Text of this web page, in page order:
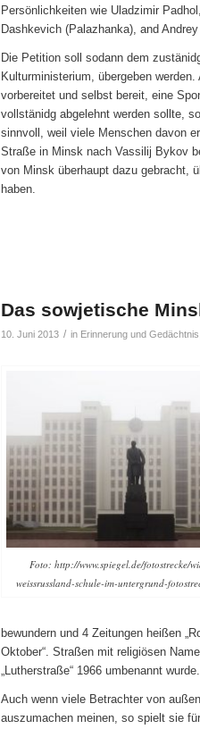
Persönlichkeiten wie Uladzimir
Dashkevich (Palazhanka), and
Die Petition soll sodann dem
Kulturministerium, übergeben
vorbereitet und selbst bereit, eine
vollstänidg abgelehnt werden sollte,
sinnvoll, weil viele Menschen davon
Straße in Minsk nach Vassilij Bykov
von Minsk überhaupt dazu gebracht,
haben.
Das sowjetische
10. Juni 2013 / in Erinnerung und Gedächtnis
Foto: http://www.spiegel.de/fotostrecke/
weissrussland-schule-im-untergrund-
bewundern und 4 Zeitungen heißen
Oktober“. Straßen mit religiösen
„Lutherstraße“ 1966 umbenannt wurde.
Auch wenn viele Betrachter von
auszumachen meinen, so spielt sie